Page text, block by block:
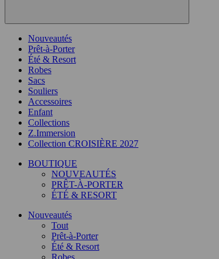
Nouveautés
Prêt-à-Porter
Été & Resort
Robes
Sacs
Souliers
Accessoires
Enfant
Collections
Z.Immersion
Collection CROISIÈRE 2027
BOUTIQUE
NOUVEAUTÉS
PRÊT-À-PORTER
ÉTÉ & RESORT
Nouveautés
Tout
Prêt-à-Porter
Été & Resort
Robes